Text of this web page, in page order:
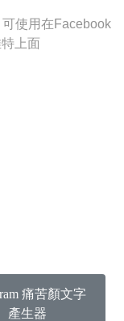
使用在Facebook
上面
痛苦顏文字
產生器